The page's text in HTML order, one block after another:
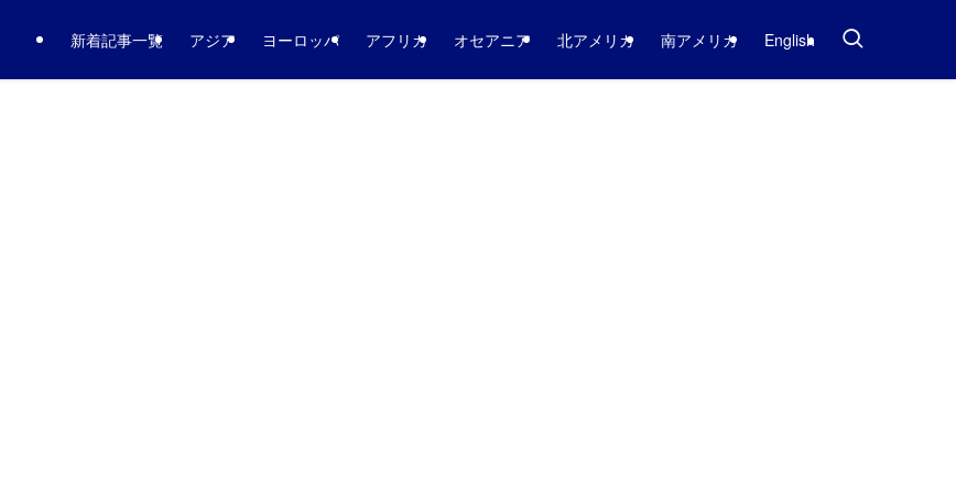
新着記事一覧 アジア ヨーロッパ アフリカ オセアニア 北アメリカ 南アメリカ English